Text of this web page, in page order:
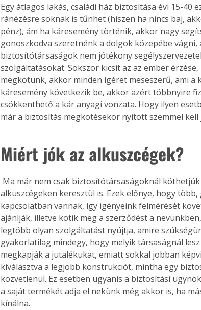
Egy átlagos lakás, családi ház biztosítása évi 15-40
ránézésre soknak is tűnhet (hiszen ha nincs baj,
pénz), ám ha káresemény történik, akkor nagy
gonoszkodva szeretnénk a dolgok közepébe
biztosítótársaságok nem jótékony
szolgáltatásokat. Sokszor kicsit az az ember
megkötünk, akkor minden ígéret meseszerű, ami
káresemény következik be, akkor azért többnyire
csökkenthető a kár anyagi vonzata. Hogy ilyen
már a biztosítás megkötésekor nyitott szemmel kell
Miért jók az alkuszcégek?
alkuszcégeken keresztül is. Ezek előnye, hogy
kapcsolatban vannak, így igényeink felmérését
ajánlják, illetve kötik meg a szerződést a
legtöbb olyan szolgáltatást nyújtja, amire
gyakorlatilag mindegy, hogy melyik társaságnál
megkapják a jutalékukat, emiatt sokkal jobban
kiválasztva a legjobb konstrukciót, mintha egy
közvetlenül. Ez esetben ugyanis a biztosítási
a saját termékét adja el nekünk még akkor is, ha
kínálna.